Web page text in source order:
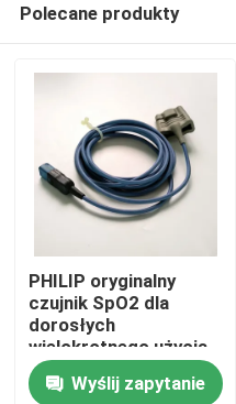
Do domu
Polecane produkty
PHILIP oryginalny
czujnik SpO2 dla
dorosłych
wielokrotnego użycia
M1191BL (3m)
REF:989803144381
Wyślij zapytanie